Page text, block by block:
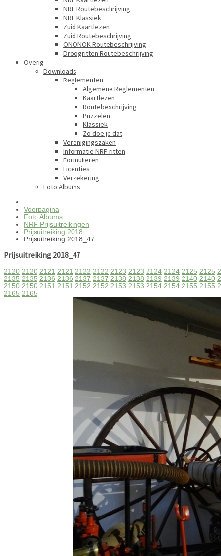
NRF Routebeschrijving
NRF Klassiek
Zuid Kaartlezen
Zuid Routebeschrijving
ONONOK Routebeschrijving
Droogritten Routebeschrijving
Overig
Downloads
Reglementen
Algemene Reglementen
Kaartlezen
Routebeschrijving
Puzzelen
Klassiek
Zo doe je dat
Verenigingszaken
Informatie NRF-ritten
Formulieren
Licenties
Verzekering
Foto Albums
Voorpagina
Foto Albums
NRF Prijsuitreikingen
Prijsuitreiking 2018
Prijsuitreiking 2018_47
Prijsuitreiking 2018_47
2120 2120 2121 2121 2122 2122 2123 2123 2124 2124 2125 2125
2135 2135 2136 2136 2137 2137 2138 2138 2139 2139 2140 2140
2150 2150 2151 2151 2152 2152 2153 2153 2154 2154 2155 2155
2165 2165